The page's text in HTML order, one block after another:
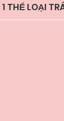
1 THỂ LOẠI